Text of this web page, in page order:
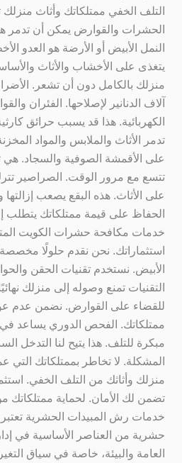
التلف الخفي ممتلكاتك وأثاث منزلك
الحشرات والقوارض يمكن أن تدمر
النمل الأبيض أو الأرضة هو العدو
يتغذى على الأخشاب والأثاث
منزلك بالكامل دون أن تشعر.
آلاف الدنانير لإصلاحها. الفئران
الكهربائية. هذا قد يسبب حرائق
تدمر الأثاث والملابس والمواد
على الأقمشة الصوفية والسجاد. هي
تتسع مع مرور الوقت. الصراصير
على الأثاث. هذه البقع يصعب
الحفاظ على قيمة ممتلكاتك يتطلب
خدمات مكافحة حشرات الكويت
استثماراتك. نحن نقدم حلولًا
الأبيض. نستخدم تقنيات الحقن
التقنيات تمنع وصوله إلى منزلك
للقضاء على القوارض. نضمن عدم
ممتلكاتك. الفحص الدوري يساعد
مبكرة للتلف. هذا يتيح لنا التدخل
المشكلة. لا تخاطر بممتلكاتك التي
منزلك وأثاثك من التلف الخفي.
تضمن لك الأمان. لحماية ممتلكاتك
خدمات رش المبيدات الحشرية
حشرية من العناصر الأساسية في
العامة والبيئة، خاصة في سياق